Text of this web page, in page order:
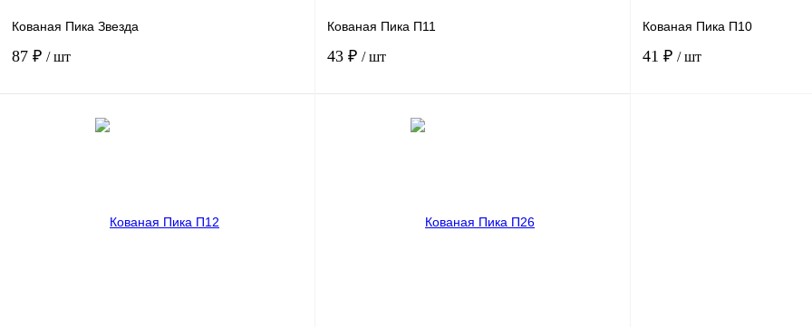
Кованая Пика Звезда
87 ₽ / шт
Кованая Пика П11
43 ₽ / шт
Кованая Пика П10
41 ₽ / шт